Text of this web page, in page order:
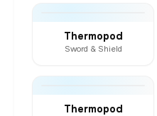
Thermopod
Sword & Shield
Thermopod